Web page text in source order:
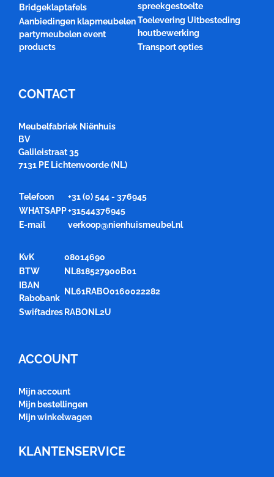
Bridgeklaptafels
Aanbiedingen klapmeubelen
partymeubelen event
products
spreekgestoelte
Toelevering Uitbesteding
houtbewerking
Transport opties
CONTACT
Meubelfabriek Niënhuis
BV
Galileistraat 35
7131 PE Lichtenvoorde (NL)
Telefoon
+31 (0) 544 - 376945
WHATSAPP+31544376945
E-mail
verkoop@nienhuismeubel.nl
KvK
08014690
BTW
NL818527900B01
IBAN
Rabobank
NL61RABO0160022282
SwiftadresRABONL2U
ACCOUNT
Mijn account
Mijn bestellingen
Mijn winkelwagen
KLANTENSERVICE